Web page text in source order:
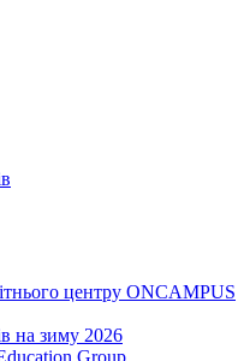
центру ONCAMPUS
на зиму 2026
Group